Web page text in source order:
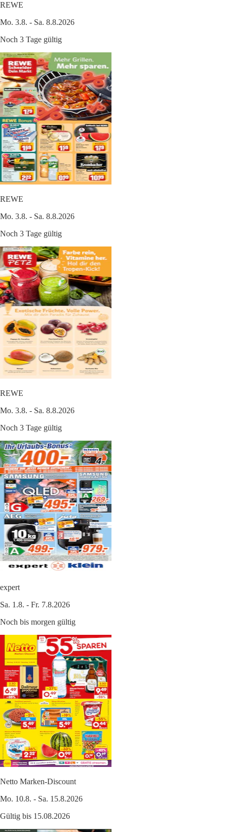
REWE
Mo. 3.8. - Sa. 8.8.2026
Noch 3 Tage gültig
REWE
Mo. 3.8. - Sa. 8.8.2026
Noch 3 Tage gültig
REWE
Mo. 3.8. - Sa. 8.8.2026
Noch 3 Tage gültig
expert
Sa. 1.8. - Fr. 7.8.2026
Noch bis morgen gültig
Netto Marken-Discount
Mo. 10.8. - Sa. 15.8.2026
Gültig bis 15.08.2026